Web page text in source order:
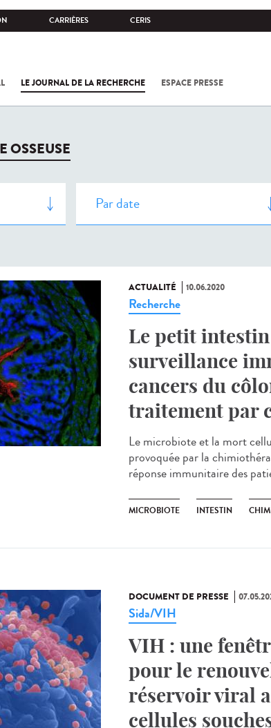
CARRIÈRES CERIS
LE JOURNAL DE LA RECHERCHE ESPACE PRESSE
COV-2 /
OSSEUSE
ACTUALITÉ 10.06.2020
Recherche
Le petit
surveillance
cancers du
traitement par
Le microbiote et la mort
provoquée par la
réponse immunitaire des
MICROBIOTE INTESTIN
DOCUMENT DE PRESSE
Sida/VIH
VIH : une
pour le
réservoir viral
cellules